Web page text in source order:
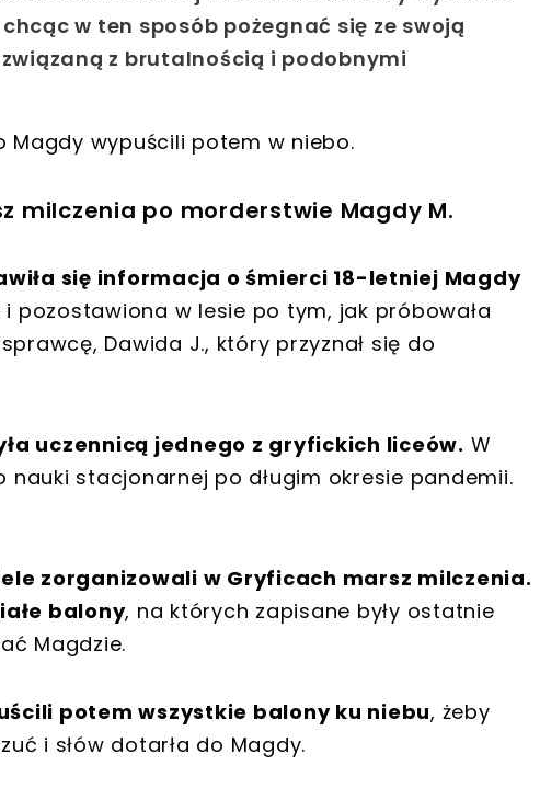
w ten sposób pożegnać się ze swoją
z brutalnością i podobnymi
Magdy wypuścili potem w niebo.
milczenia po morderstwie Magdy M.
się informacja o śmierci 18-letniej Magdy
i pozostawiona w lesie po tym, jak próbowała
Dawida J., który przyznał się do
uczennicą jednego z gryfickich liceów. W
nauki stacjonarnej po długim okresie pandemii.
zorganizowali w Gryficach marsz milczenia.
balony, na których zapisane były ostatnie
Magdzie.
potem wszystkie balony ku niebu, żeby
i słów dotarła do Magdy.